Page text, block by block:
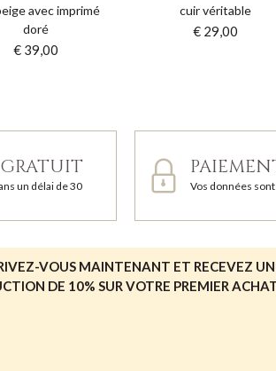
avec imprimé
doré
€ 39,00
cuir véritable
€ 29,00
un délai de 30
Vos données
VOUS MAINTENANT ET RECEVEZ
DE 10% SUR VOTRE PREMIER